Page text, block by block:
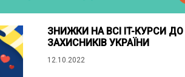
ЗНИЖКИ НА ВСІ IT-КУРСИ
ЗАХИСНИКІВ УКРАЇНИ
12.10.2022